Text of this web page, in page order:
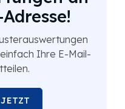
Ihre E-Mail-